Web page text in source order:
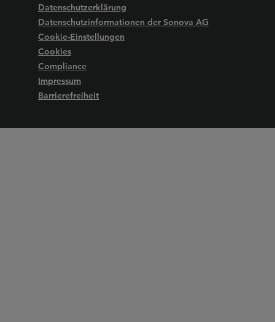
Datenschutzerklärung
Datenschutzinformationen der Sonova AG
Cookie-Einstellungen
Cookies
Compliance
Impressum
Barrierefreiheit